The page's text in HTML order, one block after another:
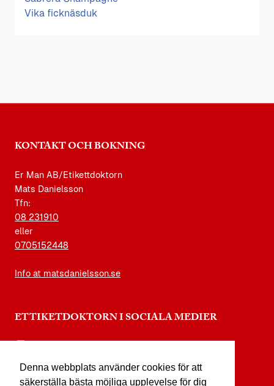
Denna webbplats använder cookies för att
säkerställa bästa möjliga upplevelse för dig
Vika ficknäsduk
KONTAKT OCH BOKNING
Er Man AB/Etikettdoktorn
Mats Danielsson
Tfn:
08 231910
eller
0705152448
Info at matsdanielsson.se
ETTIKETDOKTORN I SOCIALA MEDIER
facebook.com/etikettdoktorn